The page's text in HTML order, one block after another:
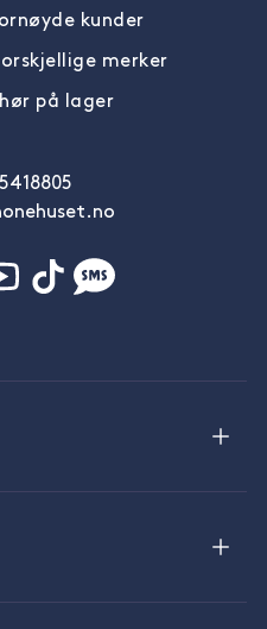
kunder
merker
på lager